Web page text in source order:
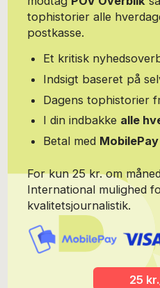
kapacitetsopbyggende EU-
tiltrædelsesprocessen mellem
arbejdet som blogger for
udlændingepolitik og dansk
Mellemøsten. Hun er stifter af
mellemøstlige forhold, herunder
migrationsstrømme, regional
tophistorier alle
postkasse.
Et kritisk
Indsigt baseret på
Dagens tophistorier
I din indbakke alle
Betal med MobilePay
For kun 25 kr. om
International mulighed
kvalitetsjournalistik.
25